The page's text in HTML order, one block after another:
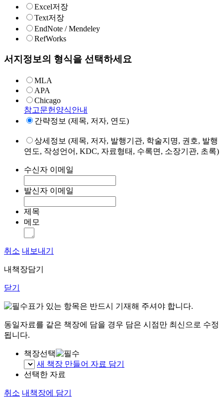
Excel저장
Text저장
EndNote / Mendeley
RefWorks
서지정보의 형식을 선택하세요
MLA
APA
Chicago
참고문헌양식안내
간략정보 (제목, 저자, 연도)
상세정보 (제목, 저자, 발행기관, 학술지명, 권호, 발행
연도, 작성언어, KDC, 자료형태, 수록면, 소장기관, 초록)
수신자 이메일
발신자 이메일
제목
메모
취소 내보내기
내책장담기
닫기
표가 있는 항목은 반드시 기재해 주셔야 합니다.
동일자료를 같은 책장에 담을 경우 담은 시점만 최신으로 수정
됩니다.
책장선택
새 책장 만들어 자료 담기
선택한 자료
취소 내책장에 담기